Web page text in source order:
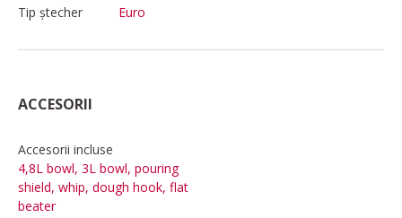
Tip ștecher Euro
ACCESORII
Accesorii incluse
4,8L bowl, 3L bowl, pouring
shield, whip, dough hook, flat
beater